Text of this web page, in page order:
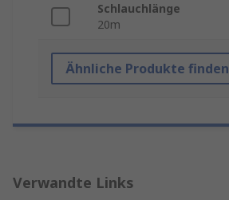
Schlauchlänge
20m
Ähnliche Produkte finden
Verwandte Links